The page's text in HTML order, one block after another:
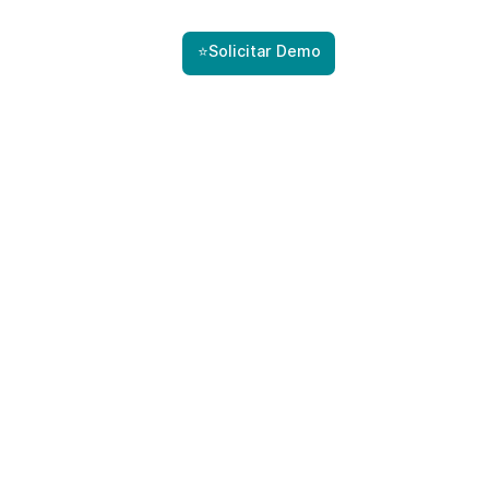
⭐Solicitar Demo